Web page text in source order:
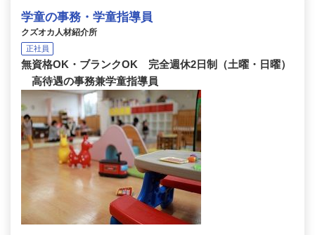
学童の事務・学童指導員
クズオカ人材紹介所
正社員
無資格OK・ブランクOK 完全週休2日制（土曜・日曜）
高待遇の事務兼学童指導員